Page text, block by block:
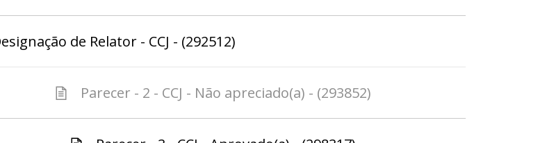
de Relator - CCJ - (292512)
Parecer - 2 - CCJ - Não apreciado(a) - (293852)